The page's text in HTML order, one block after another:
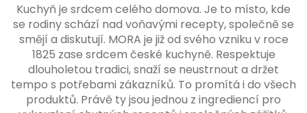
Kuchyň je srdcem celého domova. Je to místo, kde
se rodiny schází nad voňavými recepty, společně se
smějí a diskutují. MORA je již od svého vzniku v roce
1825 zase srdcem české kuchyně. Respektuje
dlouholetou tradici, snaží se neustrnout a držet
tempo s potřebami zákazníků. To promítá i do všech
produktů. Právě ty jsou jednou z ingrediencí pro